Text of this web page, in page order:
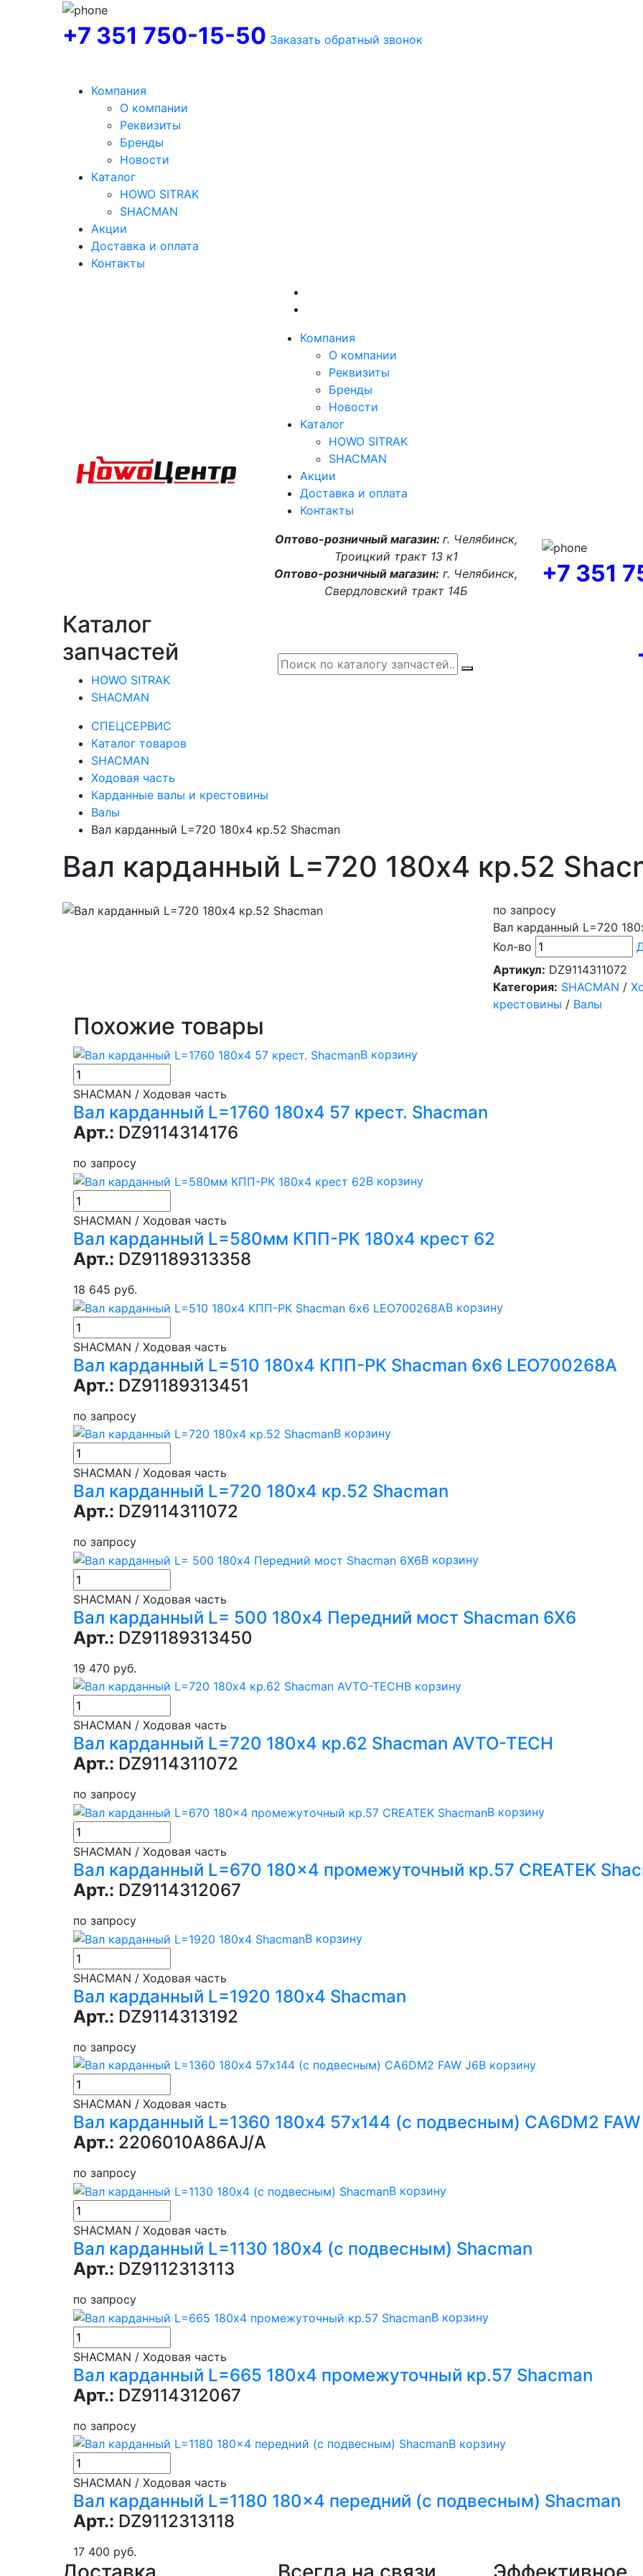
+7 351 750-15-50 Заказать обратный звонок
Компания
О компании
Реквизиты
Бренды
Новости
Каталог
HOWO SITRAK
SHACMAN
Акции
Доставка и оплата
Контакты
Компания
О компании
Реквизиты
Бренды
Новости
Каталог
HOWO SITRAK
SHACMAN
Акции
Доставка и оплата
Контакты
Оптово-розничный магазин: г. Челябинск,
Троицкий тракт 13 к1
Оптово-розничный магазин: г. Челябинск,
Свердловский тракт 14Б
+7 351
Каталог
запчастей
HOWO SITRAK
SHACMAN
СПЕЦСЕРВИС
Каталог товаров
SHACMAN
Ходовая часть
Карданные валы и крестовины
Валы
Вал карданный L=720 180х4 кр.52 Shacman
Вал карданный L=720 180х4 кр.52
по запросу
Вал карданный L=720
Кол-во
Артикул: DZ9114311072
Категория: SHACMAN /
крестовины / Валы
Похожие товары
В корзину
SHACMAN / Ходовая часть
Вал карданный L=1760 180х4 57 крест. Shacman
Арт.: DZ9114314176
по запросу
В корзину
SHACMAN / Ходовая часть
Вал карданный L=580мм КПП-РК 180х4 крест 62
Арт.: DZ91189313358
18 645 руб.
В корзину
SHACMAN / Ходовая часть
Вал карданный L=510 180х4 КПП-РК Shacman 6х6 LEO700268A
Арт.: DZ91189313451
по запросу
В корзину
SHACMAN / Ходовая часть
Вал карданный L=720 180х4 кр.52 Shacman
Арт.: DZ9114311072
по запросу
В корзину
SHACMAN / Ходовая часть
Вал карданный L= 500 180х4 Передний мост Shacman 6X6
Арт.: DZ91189313450
19 470 руб.
В корзину
SHACMAN / Ходовая часть
Вал карданный L=720 180х4 кр.62 Shacman AVTO-TECH
Арт.: DZ9114311072
по запросу
В корзину
SHACMAN / Ходовая часть
Вал карданный L=670 180x4 промежуточный кр.57 CREATEK
Арт.: DZ9114312067
по запросу
В корзину
SHACMAN / Ходовая часть
Вал карданный L=1920 180х4 Shacman
Арт.: DZ9114313192
по запросу
В корзину
SHACMAN / Ходовая часть
Вал карданный L=1360 180х4 57х144 (с подвесным) CA6DM2
Арт.: 2206010A86AJ/A
по запросу
В корзину
SHACMAN / Ходовая часть
Вал карданный L=1130 180х4 (с подвесным) Shacman
Арт.: DZ9112313113
по запросу
В корзину
SHACMAN / Ходовая часть
Вал карданный L=665 180х4 промежуточный кр.57 Shacman
Арт.: DZ9114312067
по запросу
В корзину
SHACMAN / Ходовая часть
Вал карданный L=1180 180x4 передний (с подвесным) Shacman
Арт.: DZ9112313118
17 400 руб.